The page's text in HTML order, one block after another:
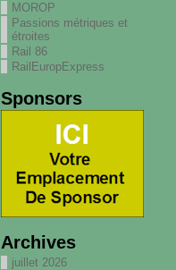
MOROP
Passions métriques et
étroites
Rail 86
RailEuropExpress
Sponsors
Archives
juillet 2026